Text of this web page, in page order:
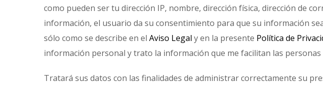
como pueden ser tu dirección IP, nombre, dirección física, dirección de
información, el usuario da su consentimiento para que su información
sólo como se describe en el Aviso Legal y en la presente Política de
información personal y trato la información que me facilitan las
Tratará sus datos con las finalidades de administrar correctamente su